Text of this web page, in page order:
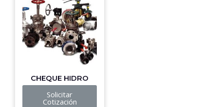
CHEQUE HIDRO
Solicitar
Cotización